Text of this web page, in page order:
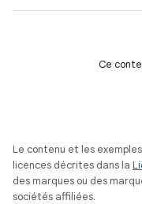
Ce
Le contenu et les
licences décrites dans la
des marques ou des
sociétés affiliées.